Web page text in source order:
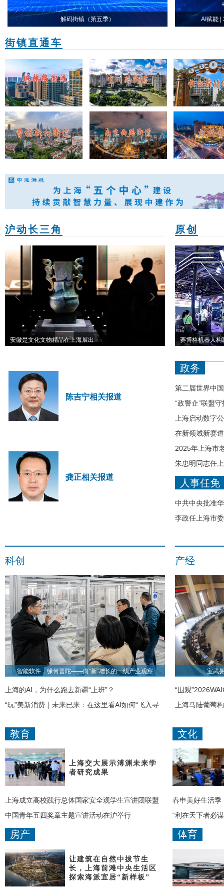
解码街镇（第五季） AI赋能 |
街镇直通车
沪动长三角
新华全媒+｜长三角重大工程奋战“开门红” 新春走基层｜长三
next
原创
赛博格机器人构建重载移动机器人生态产业链 上海瑞金医院首
prev
陈吉宁相关报道
龚正相关报道
政务
第二届世界中
主旨演讲
“政警企”联盟
上海启动数字
在新领域新赛
2025年上海市
朱忠明同志任
人事任免
中共中央批准
李政任上海市
科创
智能软件，缘何普陀——向“新”增长的一线产业观察
上海的AI，为什么跑去新疆“上班”？
“玩”美新消费｜未来已来：在这里看AI如何“飞入寻
产经
宝武
“围观
上海马陆葡萄
教育
上海交大展示溥渊未来学
者研究成果
上海成立高校践行总体国家安全观学生宣讲团联盟
中国青年五四奖章主题宣讲活动在沪举行
文化
春申美好生活季
“利在天下者必
动在沪举行
房产
让建筑在自然中拔节生
长，上海前滩中央生活区
探索海派宜居“新样板”
体育